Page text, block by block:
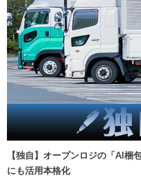
【独自】オープンロジの「AI梱
にも活用本格化